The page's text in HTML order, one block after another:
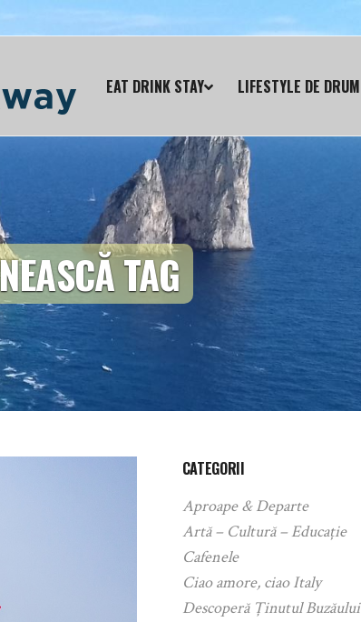
EAT DRINK STAY LIFESTYLE DE DRUM
TAG
CATEGORII
Aproape & Departe
Artă – Cultură – Educație
Cafenele
Ciao amore, ciao Italy
Descoperă Ținutul Buzăului